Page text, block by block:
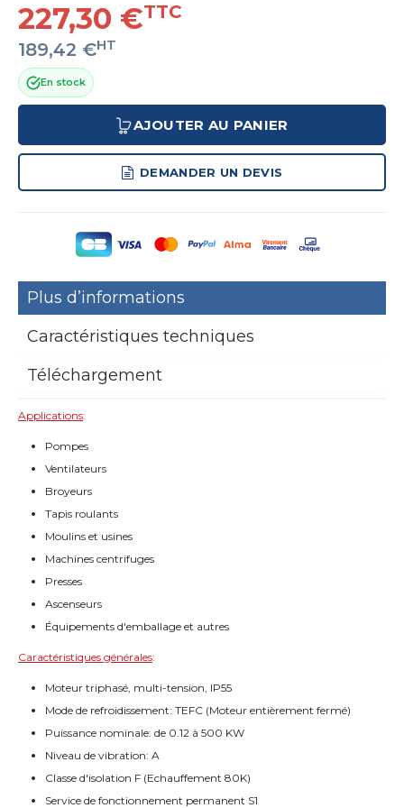
227,30 €TTC
189,42 €HT
En stock
AJOUTER AU PANIER
DEMANDER UN DEVIS
Plus d’informations
Caractéristiques techniques
Téléchargement
Applications:
Pompes
Ventilateurs
Broyeurs
Tapis roulants
Moulins et usines
Machines centrifuges
Presses
Ascenseurs
Équipements d'emballage et autres
Caractéristiques générales:
Moteur triphasé, multi-tension, IP55
Mode de refroidissement: TEFC (Moteur entièrement fermé)
Puissance nominale: de 0.12 à 500 KW
Niveau de vibration: A
Classe d'isolation F (Echauffement 80K)
Service de fonctionnement permanent S1